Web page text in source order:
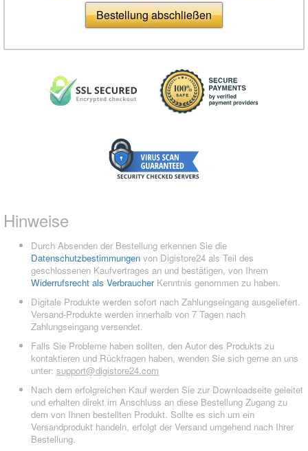
Bestellung abschließen
Hinweise
Durch Absenden der Bestellung erkennen Sie die
Datenschutzbestimmungen von Digistore24 als Teil des
geschlossenen Kaufvertrages an und bestätigen, von Ihrem
Widerrufsrecht als VerbraucherKenntnis genommen zu haben.
Digitale Produkte werden sofort nach Zahlungseingang ausgeliefert.
Versand-Produkte werden innerhalb von 7 Tagen nach
Zahlungseingang versendet.
Falls Sie Probleme haben sollten, den Autor des Produkts zu
kontaktieren und Rückfragen haben, wenden Sie sich gerne an uns
unter: support@digistore24.com
Nach dem erfolgreichen Kauf werden Sie zur Downloadseite geleitet
und erhalten direkt im Anschluss an diese Bestellung Zugang zu
dem von Ihnen bestellten Produkt. Sollte es sich um ein
Versandprodukt handeln, erfolgt der Versand umgehend nach Ihrer
Bestellung.